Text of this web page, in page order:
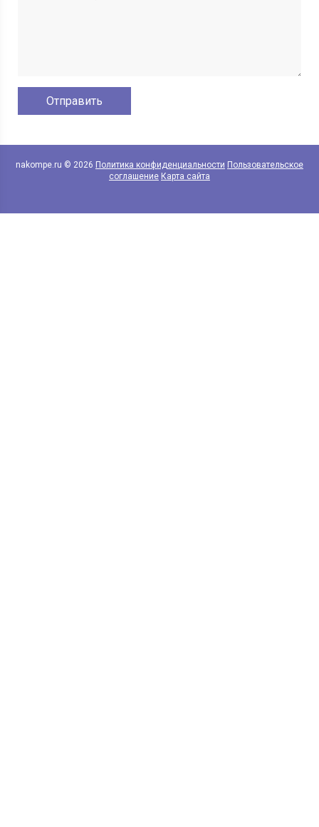
nakompe.ru © 2026 Политика конфиденциальности Пользовательское
соглашение Карта сайта